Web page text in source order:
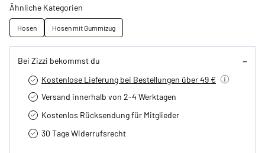
Ähnliche Kategorien
Hosen Hosen mit Gummizug
Bei Zizzi bekommst du
Kostenlose Lieferung bei Bestellungen über 49 €
Versand innerhalb von 2-4 Werktagen
Kostenlos Rücksendung für Mitglieder
30 Tage Widerrufsrecht